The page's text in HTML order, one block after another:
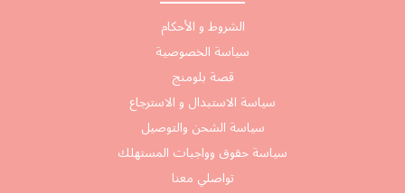
الشروط و الأحكام
سياسة الخصوصية
قصة بلومنج
سياسة الاستبدال و الاسترجاع
سياسة الشحن والتوصيل
سياسة حقوق وواجبات المستهلك
تواصلي معنا